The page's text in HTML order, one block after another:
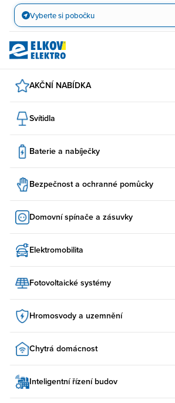
Přejít
obsah
Vyberte si pobočku
AKČNÍ NABÍDKA
Svítidla
Baterie a nabíječky
Bezpečnost a ochranné pomůcky
Domovní spínače a zásuvky
Elektromobilita
Fotovoltaické systémy
Hromosvody a uzemnění
Chytrá domácnost
Inteligentní řízení budov